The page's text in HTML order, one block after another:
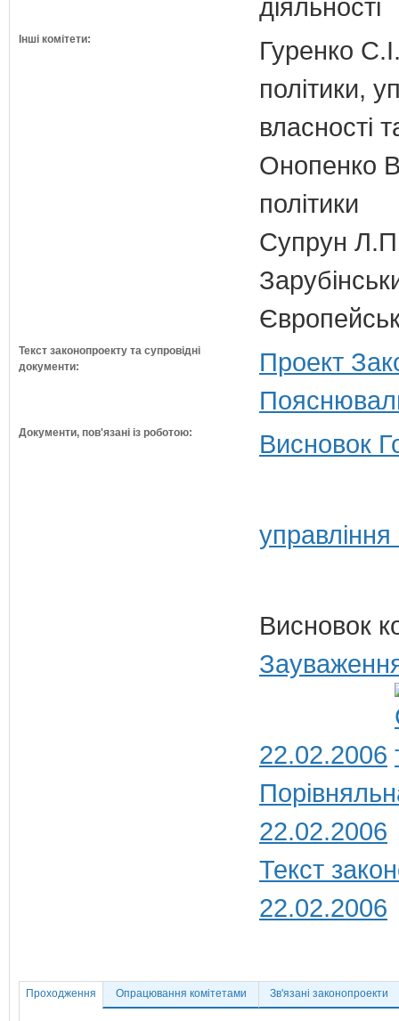
діяльності
Інші комітети:
Гуренко
політики,
власності
Онопенко
політики
Супрун
Текст законопроекту та супровідні
документи:
Проект
Документи, пов'язані із роботою: Висновок
Висновок
22.02.2006
22.02.2006
Текст
22.02.2006
Проходження Опрацювання комітетами Зв'язані законопроекти